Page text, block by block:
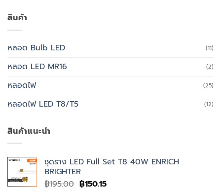
สินค้า
หลอด Bulb LED (11)
หลอด LED MR16 (2)
หลอดไฟ (25)
หลอดไฟ LED T8/T5 (12)
สินค้าแนะนำ
ชุดราง LED Full Set T8 40W ENRICH
BRIGHTER
฿195.00 Original
฿150.15Current